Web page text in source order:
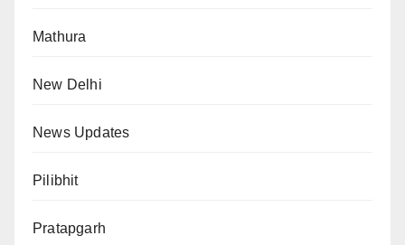
Mathura
New Delhi
News Updates
Pilibhit
Pratapgarh